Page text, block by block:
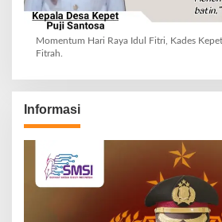
Momentum Hari Raya Idul Fitri, Kades
Fitrah.
Informasi